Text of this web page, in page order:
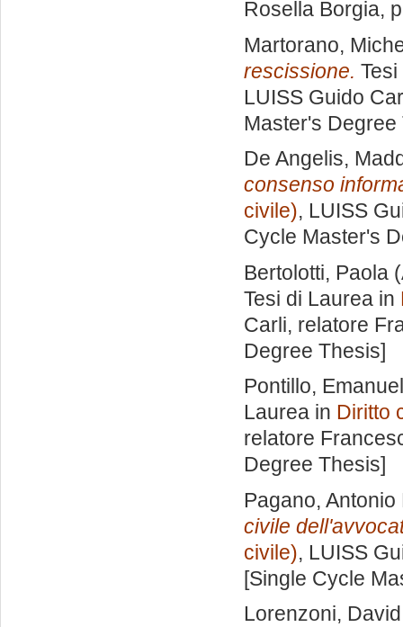
Rosella Borgia,
Martorano,
rescissione.
LUISS Guido
Master's Degree
De Angelis,
consenso
civile), LUISS
Cycle Master's
Bertolotti, Paola
Tesi di Laurea in
Carli, relatore
Degree Thesis]
Pontillo,
Laurea in Diritto
relatore
Degree Thesis]
Pagano,
civile
civile), LUISS
[Single Cycle
Lorenzoni, David